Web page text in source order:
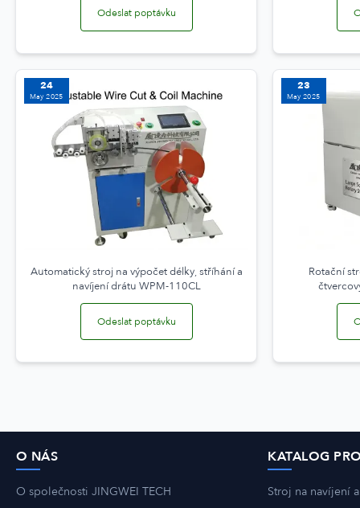
Odeslat poptávku
24
May 2025
Automatický stroj na výpočet délky, stříhání a
navíjení drátu WPM-110CL
Odeslat poptávku
23
May 2025
Rotační
O NÁS
O společnosti JINGWEI TECH
KATALOG
Stroj na navíjení